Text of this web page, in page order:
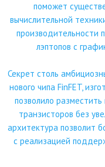
поможет
вычислительной
производительности
лэптопов с
Секрет столь
нового чипа FinFET,
позволило
транзисторов без
архитектура позволит
с реализацией